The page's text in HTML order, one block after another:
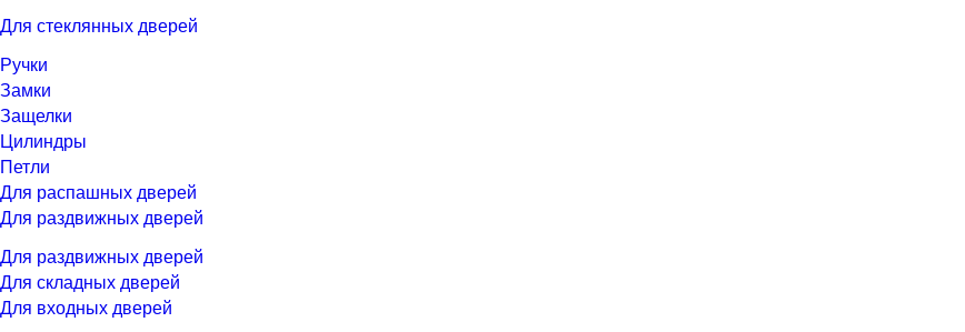
Для стеклянных дверей
Ручки
Замки
Защелки
Цилиндры
Петли
Для распашных дверей
Для раздвижных дверей
Для раздвижных дверей
Для складных дверей
Для входных дверей